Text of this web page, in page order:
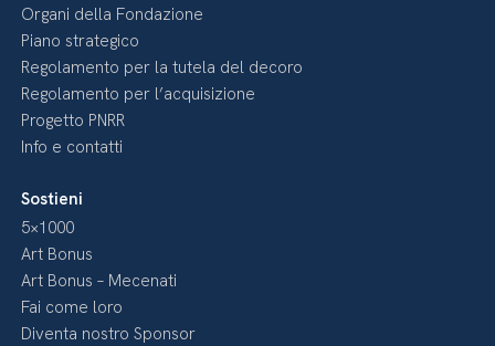
Organi della Fondazione
Piano strategico
Regolamento per la tutela del decoro
Regolamento per l’acquisizione
Progetto PNRR
Info e contatti
Sostieni
5×1000
Art Bonus
Art Bonus – Mecenati
Fai come loro
Diventa nostro Sponsor